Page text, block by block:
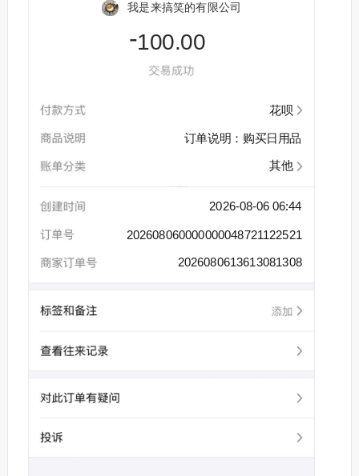
我是来搞笑的有限公司
-100.00
订单说明：购买日用品
其他
花呗
2026-08-06 06:44
202608060000000048721122521
2026080613613081308